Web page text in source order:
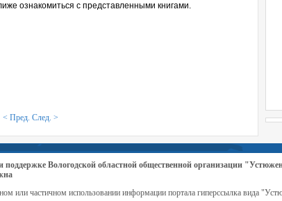
ознакомиться с представленными книгами.
< Пред. След. >
поддержке Вологодской областной общественной организации
или частичном использовании информации портала гиперссылка вида